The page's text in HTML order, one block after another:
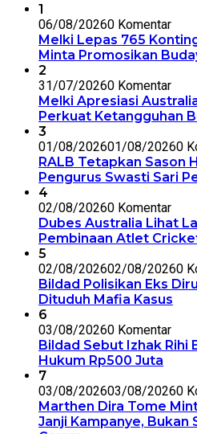
1
06/08/20260 Komentar
Melki Lepas 765
Minta Promosikan
2
31/07/20260 Komentar
Melki Apresiasi
Perkuat Ketangguhan
3
01/08/202601/08/20260
RALB Tetapkan Sason
Pengurus Swasti Sari
4
02/08/20260 Komentar
Dubes Australia Lihat
Pembinaan Atlet
5
02/08/202602/08/20260
Bildad Polisikan Eks
Dituduh Mafia Kasus
6
03/08/20260 Komentar
Bildad Sebut Izhak Rihi
Hukum Rp500 Juta
7
03/08/202603/08/20260
Marthen Dira Tome
Janji Kampanye, Bukan